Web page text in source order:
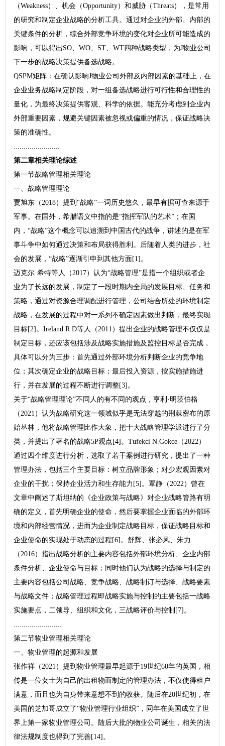
（Weakness）、机会（Opportunity）和威胁（Threats），是常用
的研究和制定企业战略的分析工具。通过对企业的外部、内部的
关键条件的分析，综合外部竞争环境的变化对企业所可能造成的
影响，可以得出SO、WO、ST、WT四种战略类型，为J物业公司
下一步的战略决策提供备选战略。
QSPM矩阵：在确认影响J物业公司外部及内部因素的基础上，在
企业业务战略制定阶段，对一组备选战略进行可行性和合理性的
量化，为最终决策提供客观、科学的依据。能充分考虑到企业内
外部重要因素，规避关键因素被忽视或偏重的情况，保证战略决
策的准确性。
第二章相关理论综述
第一节战略管理相关理论
一、战略管理理论
贾旭东（2018）提到“战略”一词历史悠久，最早有据可查来源于
军事。在国外，希腊语义中指的是“指挥军队的艺术”；在国
内，“战略”这个概念可以追溯到中国古代的战争，讲述的是在军
事斗争中如何通过决策和布局获得胜利。后随着人类的进步，社
会的发展，“战略”逐渐引申到其他方面[1]。
迈克尔·希特等人（2017）认为“战略管理”是指一个组织或者企
业为了长远的发展，制定了一段时期内全局的发展目标、任务和
策略，通过对资源合理调配进行管理，公司结合所处的环境制定
战略，在发展的过程中对一系列不确定因素做出判断，最终实现
目标[2]。Ireland R D等人（2011）提出企业的战略管理不仅仅是
制定目标，还应该包括涉及战略实施措施及监控目标是否完成，
具体可以分为三步：首先通过外部环境分析判断企业的竞争地
位；其次确定企业的战略目标；最后投入资源，按实施措施进
行，并在发展的过程不断进行调整[3]。
关于“战略管理理论”不同人的有不同的观点，亨利·明茨伯格
（2021）认为战略研究这一领域似乎是无法穿越的荆棘密布的原
始丛林，他将战略管理比作大象，把十大战略管理学派进行了分
类，并提出了著名的战略5P观点[4]。Tufekci N.Gokce（2022）
通过四个维度进行分析，选取了若干案例进行研究，提出了一种
管理办法，包括三个主要目标：树立品牌形象；对少宏观因素对
企业的干扰；保持企业活力和生存能力[5]。覃静（2022）曾在
文章中阐述了斯坦纳的《企业政策与战略》对企业战略管路有明
确的定义，首先明确企业的使命，然后要掌握企业面临的外部环
境和内部经营情况，进而为企业制定战略目标，保证战略目标和
企业使命的实现处于动态的过程[6]。舒辉、张必风、朱力
（2016）指出战略分析的主要内容包括外部环境分析、企业内部
条件分析、企业使命与目标；同时他们认为战略的选择与制定的
主要内容包括公司战略、竞争战略、战略制订与选择、战略要素
与战略文件；战略管理过程即战略实施与控制的主要包括一战略
实施要点，二领导、组织和文化，三战略评价与控制[7]。
第二节物业管理相关理论
一、物业管理的起源和发展
张作祥（2021）提到物业管理最早起源于19世纪60年的英国，相
传是一位女士为自己的出租物而制定的管理办法，不仅使得租户
满意，而且也为自身带来意想不到的收获。随后在20世纪初，在
美国的芝加哥成立了“物业管理行业组织”，同年在美国成立了世
界上第一家物业管理公司。随后大批的物业公司诞生，相关的法
律法规制度也得到了完善[14]。